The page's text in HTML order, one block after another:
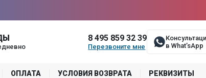
8 495 859 32 39
Перезвоните мне
в What’sApp
ОПЛАТА УСЛОВИЯ ВОЗВРАТА РЕКВИЗИТЫ